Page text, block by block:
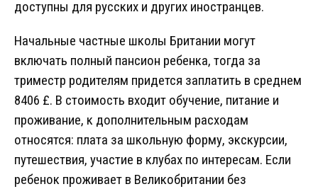
доступны для русских и других иностранцев.
Начальные частные школы Британии могут
включать полный пансион ребенка, тогда за
триместр родителям придется заплатить в среднем
8406 £. В стоимость входит обучение, питание и
проживание, к дополнительным расходам
относятся: плата за школьную форму, экскурсии,
путешествия, участие в клубах по интересам. Если
ребенок проживает в Великобритании без